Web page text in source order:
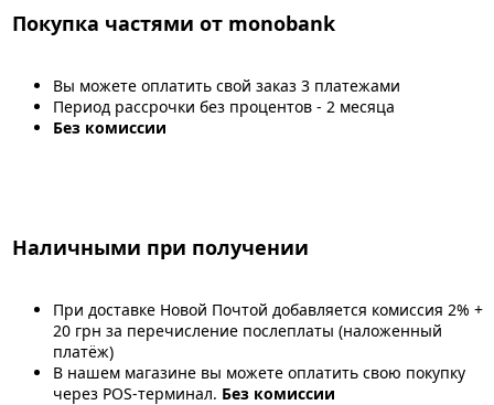
Покупка частями от monobank
Вы можете оплатить свой заказ 3 платежами
Период рассрочки без процентов - 2 месяца
Без комиссии
Наличными при получении
При доставке Новой Почтой добавляется комиссия 2% +
20 грн за перечисление послеплаты (наложенный
платёж)
В нашем магазине вы можете оплатить свою покупку
через POS-терминал. Без комиссии